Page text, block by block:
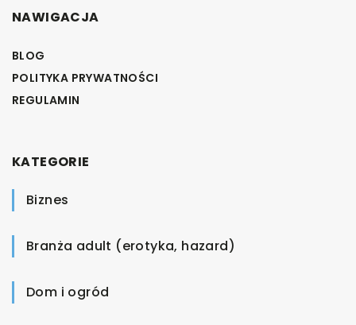
NAWIGACJA
BLOG
POLITYKA PRYWATNOŚCI
REGULAMIN
KATEGORIE
Biznes
Branża adult (erotyka, hazard)
Dom i ogród